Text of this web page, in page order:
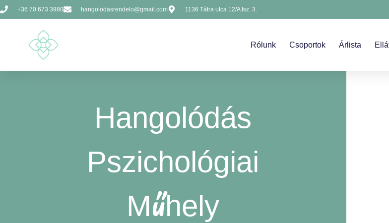
+36 70 673 3980 hangolodasrendelo@gmail.com 1136 Tátra utca 12/A fsz. 3.
Rólunk Csoportok Árlista
Hangolódás
Pszichológiai
Műhely